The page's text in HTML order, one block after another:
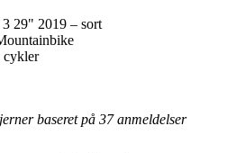
29" 2019 – sort
cykler
baseret på 37anmeldelser